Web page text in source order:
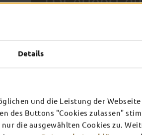
Details
und die Leistung der
des Buttons "Cookies zulassen"
die ausgewählten Cookies zu.
erfahren Mehr
AN
ansehen
TOP-
In Fulda ist irgendwo immer